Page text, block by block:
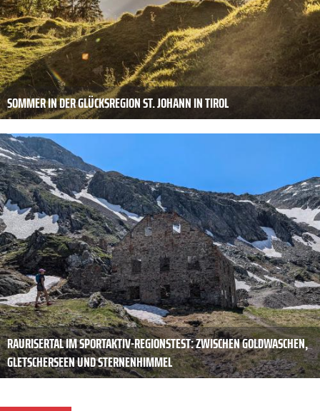
SOMMER IN DER GLÜCKSREGION ST. JOHANN IN TIROL
RAURISERTAL IM SPORTAKTIV-REGIONSTEST: ZWISCHEN GOLDWASCHEN,
GLETSCHERSEEN UND STERNENHIMMEL